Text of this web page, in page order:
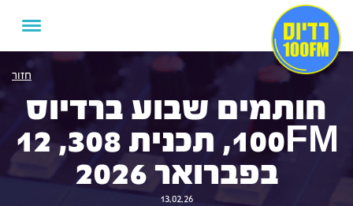
חזור
חותמים שבוע ברדיוס
100FM, תכנית 308, 12
בפברואר 2026
13.02.26